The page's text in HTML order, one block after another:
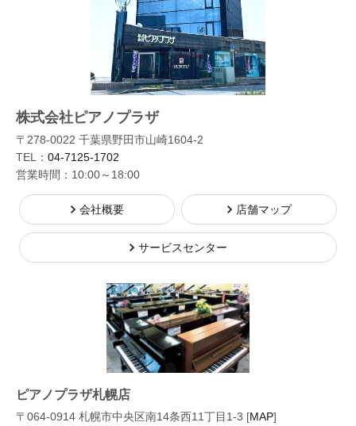
株式会社ピアノプラザ
〒278-0022 千葉県野田市山崎1604-2
TEL： 04-7125-1702
営業時間：10:00～18:00
会社概要 店舗マップ
サービスセンター
ピアノプラザ札幌店
〒064-0914 札幌市中央区南14条西11丁目1-3 [MAP]